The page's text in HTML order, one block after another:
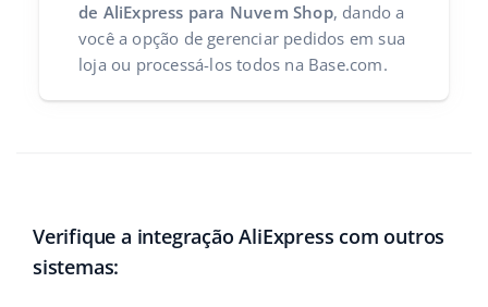
de AliExpress para Nuvem Shop, dando a
você a opção de gerenciar pedidos em sua
loja ou processá-los todos na Base.com.
Verifique a integração AliExpress com outros
sistemas: